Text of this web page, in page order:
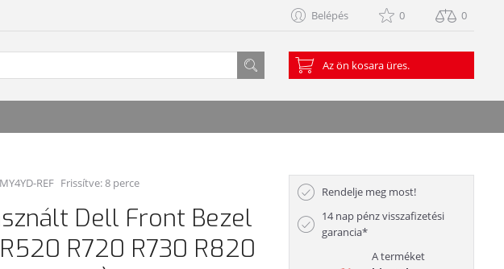
Belépés 0 0
Az ön kosara üres.
MY4YD-REF Frissítve: 8 perce
Dell Front Bezel
R720 R730 R820
Rendelje meg most!
14 nap pénz visszafizetési
garancia*
A terméket